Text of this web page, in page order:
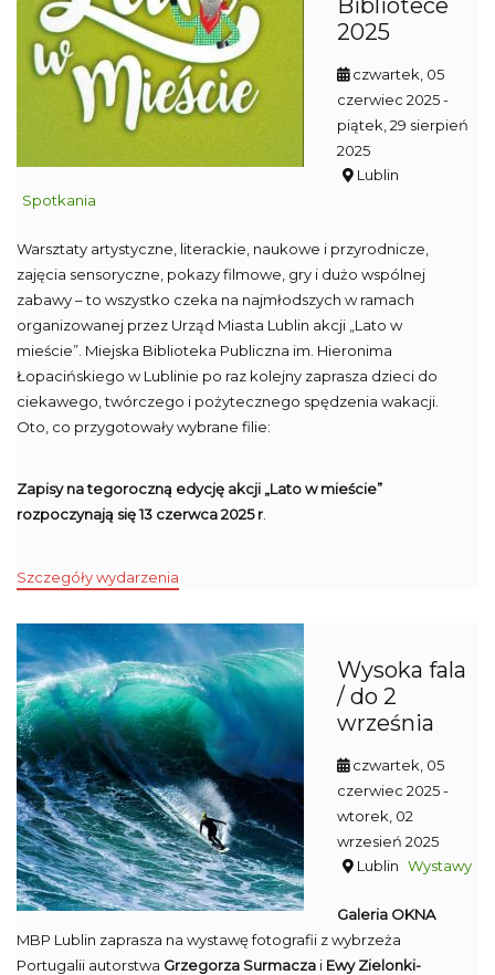
Bibliotece
2025
czwartek, 05
czerwiec 2025-
piątek, 29 sierpień
2025
Lublin
Spotkania
Warsztaty artystyczne, literackie, naukowe i przyrodnicze,
zajęcia sensoryczne, pokazy filmowe, gry i dużo wspólnej
zabawy – to wszystko czeka na najmłodszych w ramach
organizowanej przez Urząd Miasta Lublin akcji „Lato w
mieście”. Miejska Biblioteka Publiczna im. Hieronima
Łopacińskiego w Lublinie po raz kolejny zaprasza dzieci do
ciekawego, twórczego i pożytecznego spędzenia wakacji.
Oto, co przygotowały wybrane filie:
Zapisy na tegoroczną edycję akcji „Lato w mieście”
rozpoczynają się 13 czerwca 2025 r
Szczegóły wydarzenia
Wysoka fala
/ do 2
września
czwartek, 05
czerwiec 2025-
wtorek, 02
wrzesień 2025
Lublin Wystawy
Galeria OKNA
MBP Lublin zaprasza na wystawę fotografii z wybrzeża
Portugalii autorstwa Grzegorza Surmacza i Ewy Zielonki-